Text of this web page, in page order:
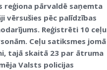
reģiona pārvaldē saņemta
vērsušies pēc palīdzības
Reģistrēti 10 ceļu
Ceļu satiksmes jomā
tajā skaitā 23 par ātruma
Valsts policijas